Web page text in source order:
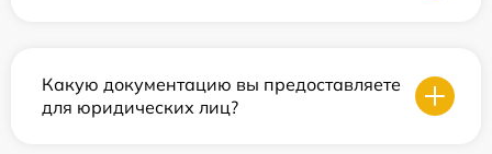
Какую документацию вы предоставляете
для юридических лиц?